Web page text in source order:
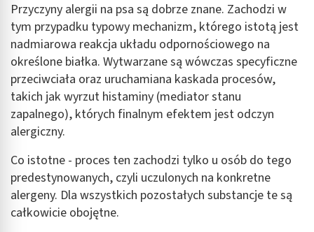
Przyczyny alergii na psa są dobrze znane. Zachodzi w
tym przypadku typowy mechanizm, którego istotą jest
nadmiarowa reakcja układu odpornościowego na
określone białka. Wytwarzane są wówczas specyficzne
przeciwciała oraz uruchamiana kaskada procesów,
takich jak wyrzut histaminy (mediator stanu
zapalnego), których finalnym efektem jest odczyn
alergiczny.
Co istotne - proces ten zachodzi tylko u osób do tego
predestynowanych, czyli uczulonych na konkretne
alergeny. Dla wszystkich pozostałych substancje te są
całkowicie obojętne.